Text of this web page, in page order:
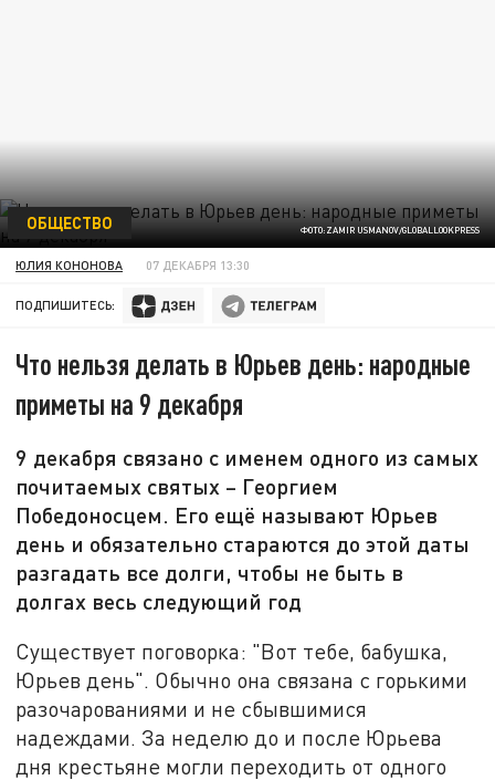
ФОТО:ZAMIR USMANOV/GLOBALLOOKPRESS
ОБЩЕСТВО
ЮЛИЯ КОНОНОВА 07 ДЕКАБРЯ 13:30
ПОДПИШИТЕСЬ:
Что нельзя делать в Юрьев день: народные
приметы на 9 декабря
9 декабря связано с именем одного из самых
почитаемых святых – Георгием
Победоносцем. Его ещё называют Юрьев
день и обязательно стараются до этой даты
разгадать все долги, чтобы не быть в
долгах весь следующий год
Существует поговорка: "Вот тебе, бабушка,
Юрьев день". Обычно она связана с горькими
разочарованиями и не сбывшимися
надеждами. За неделю до и после Юрьева
дня крестьяне могли переходить от одного